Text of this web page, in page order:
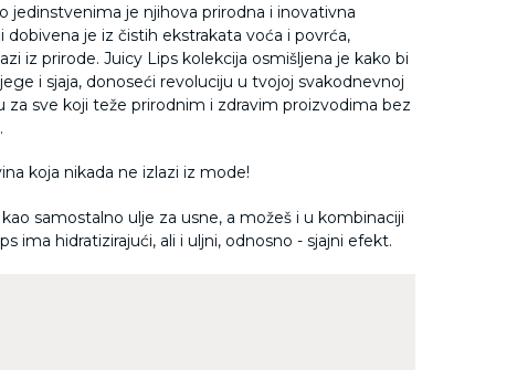
jedinstvenima je njihova prirodna i inovativna
dobivena je iz čistih ekstrakata voća i povrća,
iz prirode. Juicy Lips kolekcija osmišljena je kako bi
i sjaja, donoseći revoluciju u tvojoj svakodnevnoj
za sve koji teže prirodnim i zdravim proizvodima bez
koja nikada ne izlazi iz mode!
samostalno ulje za usne, a možeš i u kombinaciji
ima hidratizirajući, ali i uljni, odnosno - sjajni efekt.